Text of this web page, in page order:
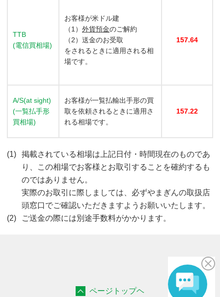
TTB
(電信買相場)
お客様が米ドル建
（1） 外貨預金のご解約
（2）送金のお受取
をされるときに適用される相
場です。
157.64
A/S(at sight)
(一覧払手形
買相場)
お客様が一覧払輸出手形の買
取を依頼されるときに適用さ
れる相場です。
157.22
掲載されている相場は上記日付・時間現在のものであ
り、この相場でお客様とお取引することを確約するも
のではありません。
実際のお取引に際しましては、必ずやまぎんの取扱店
頭窓口でご確認いただきますようお願いいたします。
ご送金の際には別途手数料がかかります。
ページトップヘ